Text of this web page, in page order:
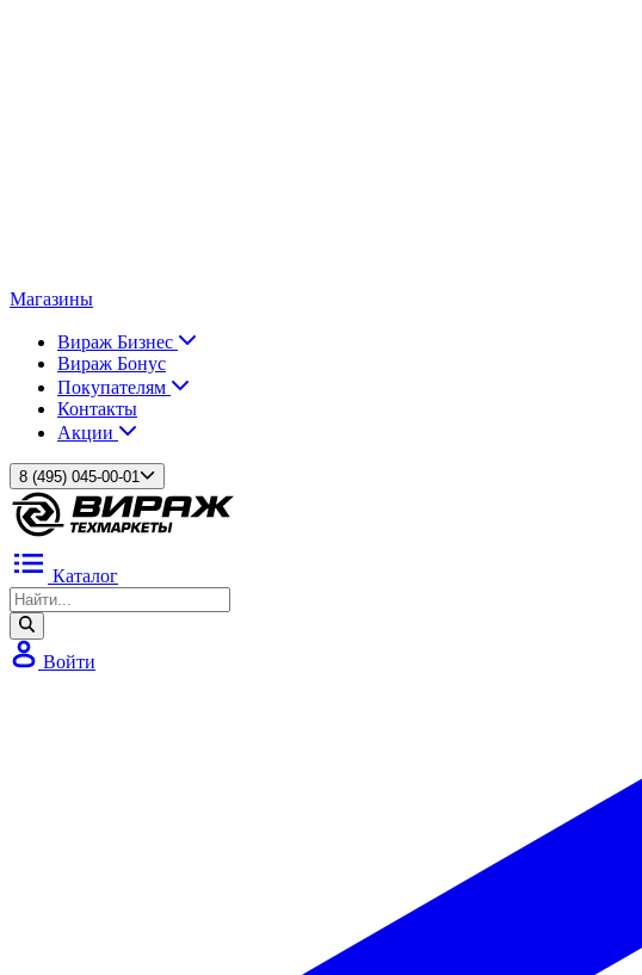
Магазины
Вираж Бизнес
Вираж Бонус
Покупателям
Контакты
Акции
8 (495) 045-00-01
Каталог
Войти